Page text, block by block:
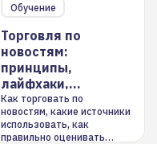
Обучение
Торговля по
новостям:
принципы,
лайфхаки,
инструменты
Как торговать по
новостям, какие источники
использовать, как
правильно оценивать